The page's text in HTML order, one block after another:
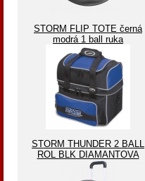
STORM FLIP TOTE černá
modrá 1 ball ruka
STORM THUNDER 2 BALL
ROL BLK DIAMANTOVA